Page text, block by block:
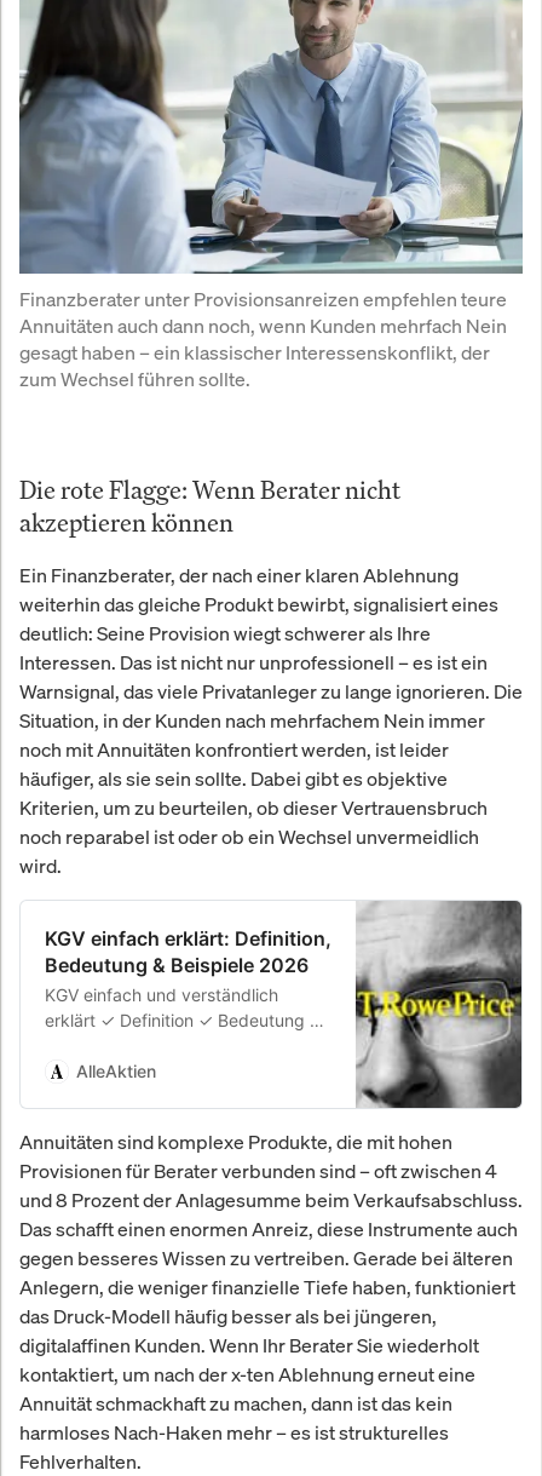
Finanzberater unter Provisionsanreizen empfehlen teure
Annuitäten auch dann noch, wenn Kunden mehrfach Nein
gesagt haben – ein klassischer Interessenskonflikt, der
zum Wechsel führen sollte.
Die rote Flagge: Wenn Berater nicht
akzeptieren können
Ein Finanzberater, der nach einer klaren Ablehnung
weiterhin das gleiche Produkt bewirbt, signalisiert eines
deutlich: Seine Provision wiegt schwerer als Ihre
Interessen. Das ist nicht nur unprofessionell – es ist ein
Warnsignal, das viele Privatanleger zu lange ignorieren. Die
Situation, in der Kunden nach mehrfachem Nein immer
noch mit Annuitäten konfrontiert werden, ist leider
häufiger, als sie sein sollte. Dabei gibt es objektive
Kriterien, um zu beurteilen, ob dieser Vertrauensbruch
noch reparabel ist oder ob ein Wechsel unvermeidlich
wird.
KGV einfach erklärt: Definition,
Bedeutung & Beispiele 2026
KGV einfach und verständlich
erklärt ✓ Definition ✓ Bedeutung ✓
Börsenlexikon 2026.
AlleAktien
Annuitäten sind komplexe Produkte, die mit hohen
Provisionen für Berater verbunden sind – oft zwischen 4
und 8 Prozent der Anlagesumme beim Verkaufsabschluss.
Das schafft einen enormen Anreiz, diese Instrumente auch
gegen besseres Wissen zu vertreiben. Gerade bei älteren
Anlegern, die weniger finanzielle Tiefe haben, funktioniert
das Druck-Modell häufig besser als bei jüngeren,
digitalaffinen Kunden. Wenn Ihr Berater Sie wiederholt
kontaktiert, um nach der x-ten Ablehnung erneut eine
Annuität schmackhaft zu machen, dann ist das kein
harmloses Nach-Haken mehr – es ist strukturelles
Fehlverhalten.